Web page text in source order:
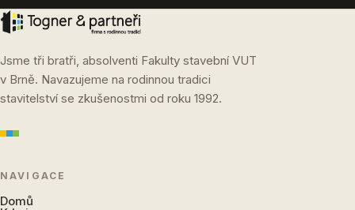
Jsme tři bratři, absolventi Fakulty stavební VUT
v Brně. Navazujeme na rodinnou tradici
stavitelství se zkušenostmi od roku 1992.
NAVIGACE
Domů